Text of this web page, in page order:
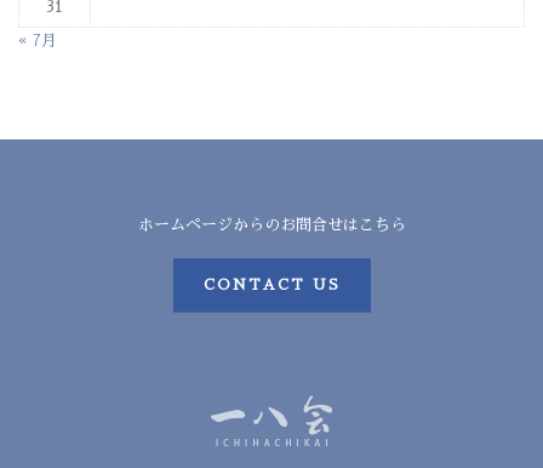
31
« 7月
ホームページからのお問合せはこちら
CONTACT US